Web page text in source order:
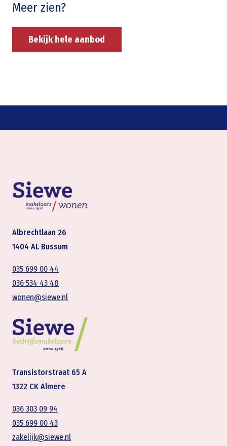
Meer zien?
Bekijk hele aanbod
Albrechtlaan 26
1404 AL Bussum
035 699 00 44
036 534 43 48
wonen@siewe.nl
Transistorstraat 65 A
1322 CK Almere
036 303 09 94
035 699 00 43
zakelijk@siewe.nl